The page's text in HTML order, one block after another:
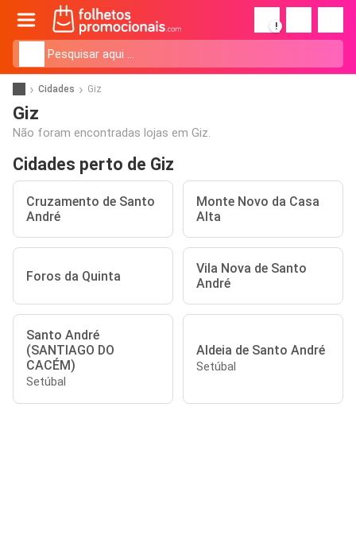
!
Cidades Giz
Giz
Não foram encontradas lojas em Giz.
Cidades perto de Giz
Cruzamento de Santo
André
Monte Novo da Casa
Alta
Foros da Quinta
Vila Nova de Santo
André
Santo André
(SANTIAGO DO
CACÉM)
Setúbal
Aldeia de Santo André
Setúbal